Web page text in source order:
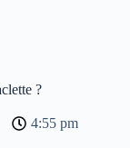
?
4:55 pm